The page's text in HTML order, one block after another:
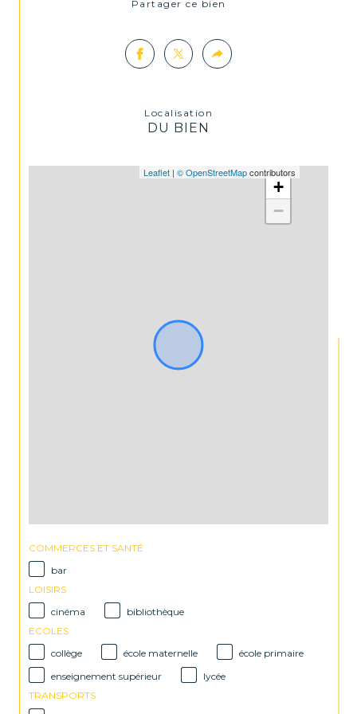
4302 2021 000 000 001- CCI de la Haute
honoraires sont à la charge du vendeur.
Partager ce bien
Localisation
DU BIEN
+
−
Leaflet | © OpenStreetMapcontributors
COMMERCES ET SANTÉ
bar
LOISIRS
cinéma
bibliothèque
ECOLES
collège
école maternelle
école primaire
enseignement supérieur
lycée
TRANSPORTS